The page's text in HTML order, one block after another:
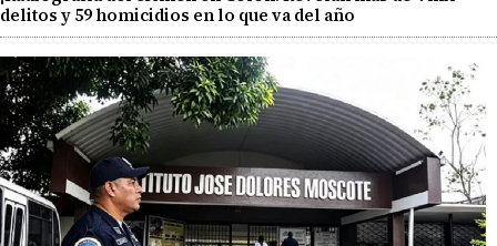
delitos y 59 homicidios en lo que va del año